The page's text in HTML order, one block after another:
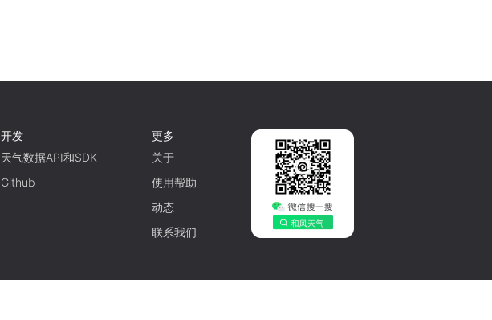
开发
天气数据API和SDK
Github
更多
关于
使用帮助
动态
联系我们